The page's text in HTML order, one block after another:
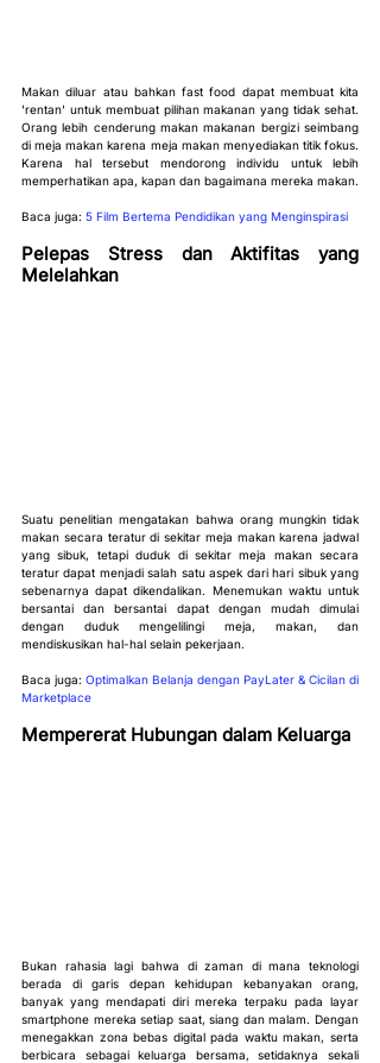
Makan diluar atau bahkan fast food dapat membuat kita
'rentan' untuk membuat pilihan makanan yang tidak sehat.
Orang lebih cenderung makan makanan bergizi seimbang
di meja makan karena meja makan menyediakan titik fokus.
Karena hal tersebut mendorong individu untuk lebih
memperhatikan apa, kapan dan bagaimana mereka makan.
Baca juga: 5 Film Bertema Pendidikan yang Menginspirasi
Pelepas Stress dan Aktifitas yang
Melelahkan
Suatu penelitian mengatakan bahwa orang mungkin tidak
makan secara teratur di sekitar meja makan karena jadwal
yang sibuk, tetapi duduk di sekitar meja makan secara
teratur dapat menjadi salah satu aspek dari hari sibuk yang
sebenarnya dapat dikendalikan. Menemukan waktu untuk
bersantai dan bersantai dapat dengan mudah dimulai
dengan duduk mengelilingi meja, makan, dan
mendiskusikan hal-hal selain pekerjaan.
Baca juga: Optimalkan Belanja dengan PayLater & Cicilan di
Marketplace
Mempererat Hubungan dalam Keluarga
Bukan rahasia lagi bahwa di zaman di mana teknologi
berada di garis depan kehidupan kebanyakan orang,
banyak yang mendapati diri mereka terpaku pada layar
smartphone mereka setiap saat, siang dan malam. Dengan
menegakkan zona bebas digital pada waktu makan, serta
berbicara sebagai keluarga bersama, setidaknya sekali